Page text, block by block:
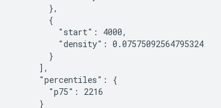
          },
          {
            "start": 4000,
            "density": 0.07575092564795324
          }
        ],
        "percentiles": {
          "p75": 2216
        }